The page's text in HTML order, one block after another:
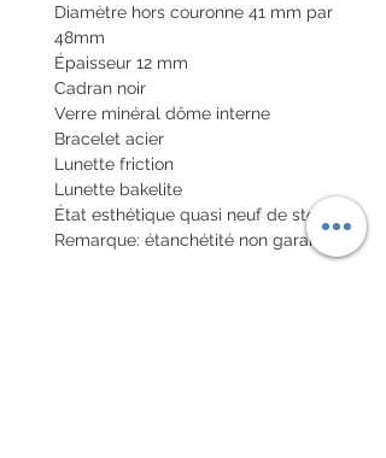
Diamètre hors couronne 41 mm par
48mm
Épaisseur 12 mm
Cadran noir
Verre minéral dôme interne
Bracelet acier
Lunette friction
Lunette bakelite
État esthétique quasi neuf de stock
Remarque: étanchétité non garantie